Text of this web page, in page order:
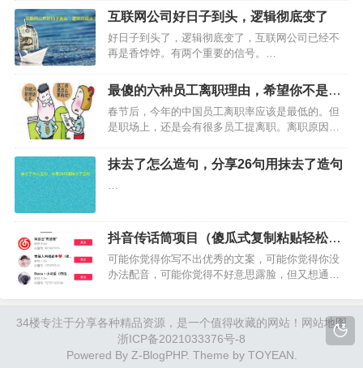
财富。每一次伤痛，都是成长的支柱。…
互联网公司好日子到头，逻辑彻底变了
好日子到头了，逻辑彻底变了，互联网公司已经不
再是香饽饽。有两个重要的信号。…
最傻的六种员工离职理由，希望你不是其
中一员
春节后，今年的中国员工离职率应该是最低的。但
是职场上，还是会有很多员工提离职。离职原因各
等。那么，最傻的六种员工离职是哪些呢？…
抹去了怎么造句，分享26句用抹去了造句
…
抖音传话筒项目（傻瓜式复制粘贴轻松月
入3000+）
可能你觉得你写不出优秀的文案，可能你觉得你没
办法配音，可能你觉得不好意思露脸，但又想通过
无需露脸配音，更加不需要写文案。…
34楼专注于分享各种精品资源，是一个值得收藏的网站！ 网站地图
浙ICP备2021033376号-8
Powered By Z-BlogPHP. Theme by TOYEAN